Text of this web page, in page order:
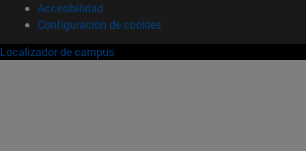
Accesibilidad
Configuración de cookies
Localizador de campus